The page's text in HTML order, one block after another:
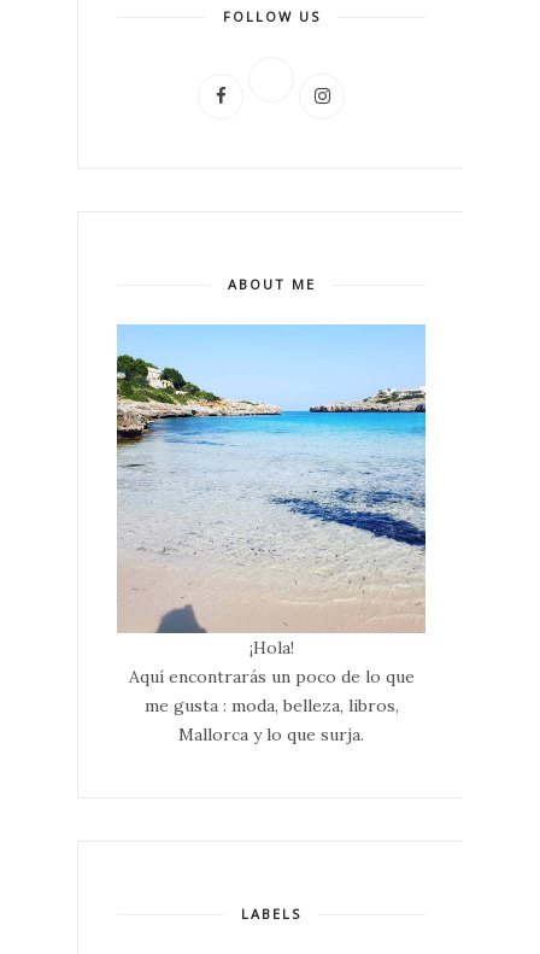
FOLLOW US
ABOUT ME
¡Hola!
Aquí encontrarás un poco de lo que
me gusta : moda, belleza, libros,
Mallorca y lo que surja.
LABELS